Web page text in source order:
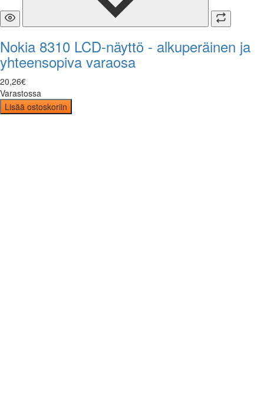
Nokia 8310 LCD-näyttö - alkuperäinen ja
yhteensopiva varaosa
20,26€
Varastossa
Lisää ostoskoriin